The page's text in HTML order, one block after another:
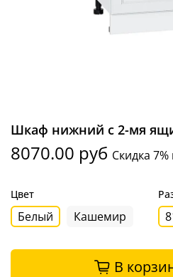
Шкаф нижний с 2-мя
8070.00 руб Скидка
Цвет
Белый Кашемир
В